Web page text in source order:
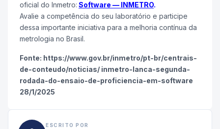
oficial do Inmetro: Software — INMETRO.
Avalie a competência do seu laboratório e participe
dessa importante iniciativa para a melhoria contínua da
metrologia no Brasil.
Fonte: https://www.gov.br/inmetro/pt-br/centrais-
de-conteudo/noticias/ inmetro-lanca-segunda-
rodada-do-ensaio-de-proficiencia-em-software
28/1/2025
ESCRITO POR